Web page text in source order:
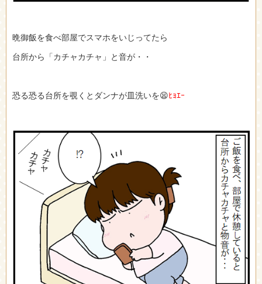
晩御飯を食べ部屋でスマホをいじってたら
台所から「カチャカチャ」と音が・・
恐る恐る台所を覗くとダンナが皿洗いを😫ﾋｮｴｰ